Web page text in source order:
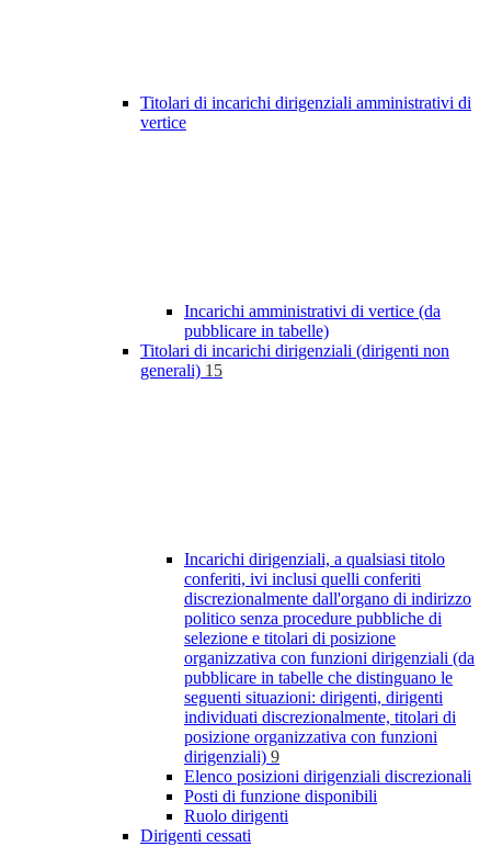
Titolari di incarichi dirigenziali amministrativi di
vertice
Incarichi amministrativi di vertice (da
pubblicare in tabelle)
Titolari di incarichi dirigenziali (dirigenti non
generali) 15
Incarichi dirigenziali, a qualsiasi titolo
conferiti, ivi inclusi quelli conferiti
discrezionalmente dall'organo di indirizzo
politico senza procedure pubbliche di
selezione e titolari di posizione
organizzativa con funzioni dirigenziali (da
pubblicare in tabelle che distinguano le
seguenti situazioni: dirigenti, dirigenti
individuati discrezionalmente, titolari di
posizione organizzativa con funzioni
dirigenziali) 9
Elenco posizioni dirigenziali discrezionali
Posti di funzione disponibili
Ruolo dirigenti
Dirigenti cessati